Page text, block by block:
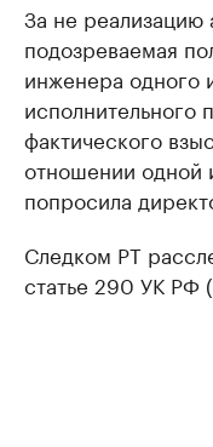
За не реализацию
подозреваемая
инженера одного
исполнительного
фактического
отношении одной
попросила
Следком РТ
статье 290 УК РФ